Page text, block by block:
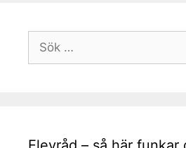
efter: